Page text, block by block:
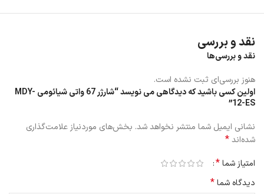
نقد و بررسی
نقد و بررسی‌ها
هنوز بررسی‌ای ثبت نشده است.
اولین کسی باشید که دیدگاهی می نویسد “شارژر 67 واتی شیائومی MDY-
12-ES”
نشانی ایمیل شما منتشر نخواهد شد. بخش‌های موردنیاز علامت‌گذاری
شده‌اند*
امتیاز شما*
دیدگاه شما*